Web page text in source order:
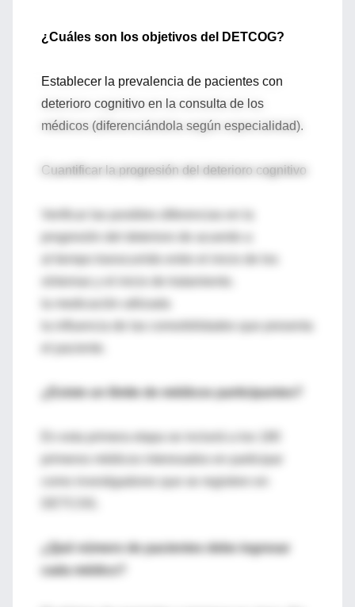
¿Cuáles son los objetivos del DETCOG?
Establecer la prevalencia de pacientes con
deterioro cognitivo en la consulta de los
médicos (diferenciándola según especialidad).
Cuantificar la progresión del deterioro cognitivo
progresión del deterioro de acuerdo a
al tiempo transcurrido entre el inicio de los
¿Existe un límite de médicos participantes?
En esta primera etapa se incluirá a los 180
como investigadores que se registren en
¿Qué número de pacientes debe ingresar
cada médico?